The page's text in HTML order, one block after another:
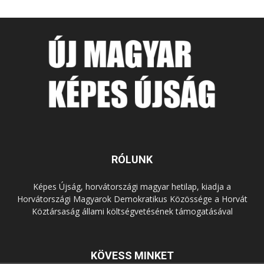
RÓLUNK
Képes Újság, horvátországi magyar hetilap, kiadja a
Horvátországi Magyarok Demokratikus Közössége a Horvát
Köztársaság állami költségvetésének támogatásával
KÖVESS MINKET